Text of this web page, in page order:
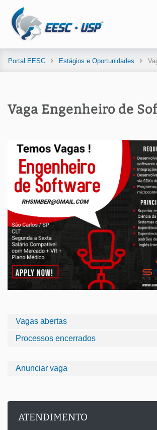
Portal EESC Estágios e Oportunidades
Vagas abertas
Processos encerrados
Anunciar vaga
ATENDIMENTO
Vaga Engenheiro de